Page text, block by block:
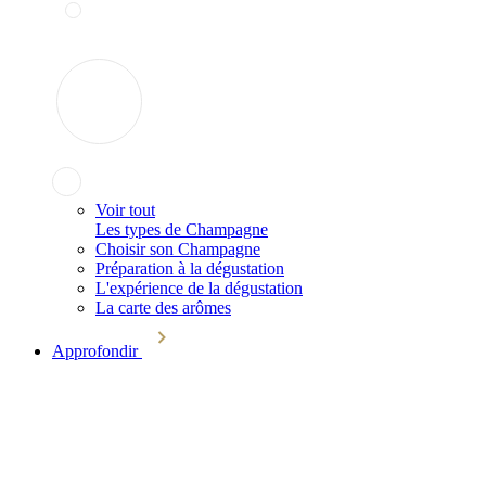
Voir tout
Les types de Champagne
Choisir son Champagne
Préparation à la dégustation
L'expérience de la dégustation
La carte des arômes
Approfondir